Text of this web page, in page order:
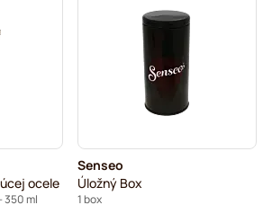
ocele
350 ml
Senseo
Úložný Box
1 box